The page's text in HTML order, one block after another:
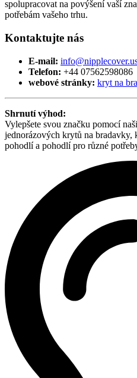
spolupracovat na povýšení vaší
potřebám vašeho trhu.
Kontaktujte nás
E-mail:
Telefon: +44 07562598086
webové stránky: kryt na
Shrnutí výhod:
Vylepšete svou značku pomocí
jednorázových krytů na bradavky,
pohodlí a pohodlí pro různé